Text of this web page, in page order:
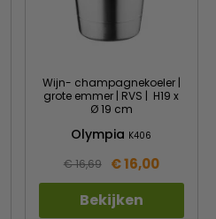
Wijn- champagnekoeler |
grote emmer | RVS | H19 x
Ø 19 cm
Olympia K406
€ 16,69 € 16,00
Bekijken